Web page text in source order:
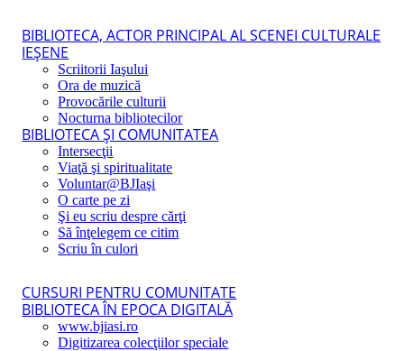
BIBLIOTECA, ACTOR PRINCIPAL AL SCENEI CULTURALE
IEŞENE
Scriitorii Iaşului
Ora de muzică
Provocările culturii
Nocturna bibliotecilor
BIBLIOTECA ŞI COMUNITATEA
Intersecţii
Viaţă şi spiritualitate
Voluntar@BJIaşi
O carte pe zi
Şi eu scriu despre cărţi
Să înţelegem ce citim
Scriu în culori
CURSURI PENTRU COMUNITATE
BIBLIOTECA ÎN EPOCA DIGITALĂ
www.bjiasi.ro
Digitizarea colecţiilor speciale